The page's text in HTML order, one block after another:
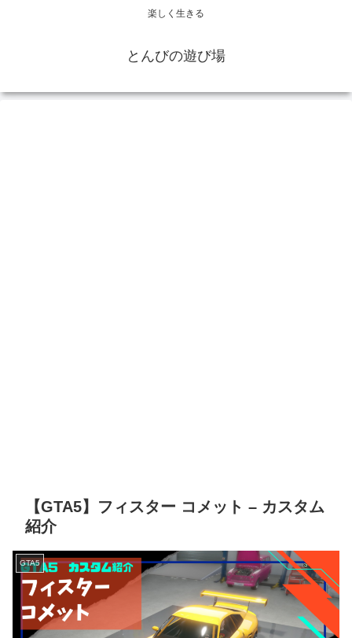
楽しく生きる
とんびの遊び場
【GTA5】フィスター コメット – カスタム
紹介
GTA5